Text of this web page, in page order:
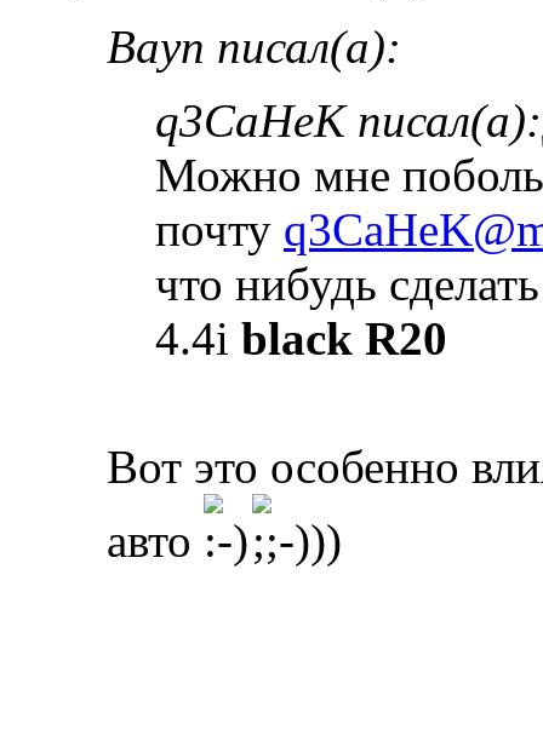
Bayn писал(а):
q3CaHeK писал(а):
Можно мне
почту
что нибудь
4.4i black R20
Вот это особенно
авто